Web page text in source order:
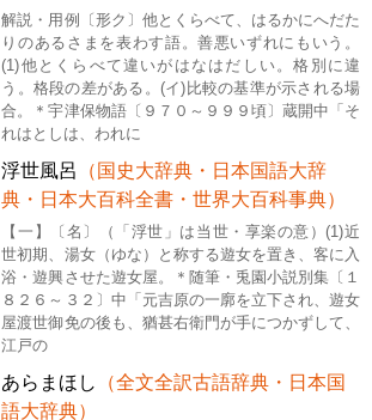
解説・用例〔形ク〕他とくらべて、はるかにへだた
りのあるさまを表わす語。善悪いずれにもいう。
(1)他とくらべて違いがはなはだしい。格別に違
う。格段の差がある。(イ)比較の基準が示される場
合。＊宇津保物語〔９７０～９９９頃〕蔵開中「そ
れはとしは、われに
浮世風呂
（国史大辞典・日本国語大辞
典・日本大百科全書・世界大百科事典）
【一】〔名〕（「浮世」は当世・享楽の意）(1)近
世初期、湯女（ゆな）と称する遊女を置き、客に入
浴・遊興させた遊女屋。＊随筆・兎園小説別集〔１
８２６～３２〕中「元吉原の一廓を立下され、遊女
屋渡世御免の後も、猶甚右衛門が手につかずして、
江戸の
あらまほし
（全文全訳古語辞典・日本国
語大辞典）